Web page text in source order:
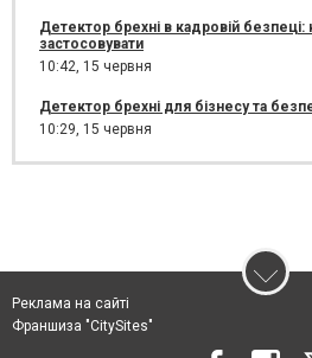
Детектор брехні в кадровій безпеці:
застосовувати
10:42, 15 червня
Детектор брехні для бізнесу та
10:29, 15 червня
Реклама на сайті
Франшиза "CitySites"